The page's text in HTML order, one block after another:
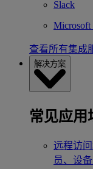
Slack
Microsoft
查看所有集成
解决方案
常见应用
远程访
员、设备